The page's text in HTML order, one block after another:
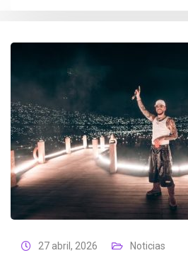
27 abril, 2026 Noticias